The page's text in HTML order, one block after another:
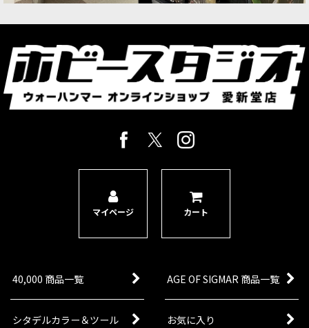
マイページ カート
40,000 商品一覧 AGE OF SIGMAR 商品一覧
シタデルカラー＆ツール お気に入り